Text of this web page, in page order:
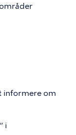
informere om
i